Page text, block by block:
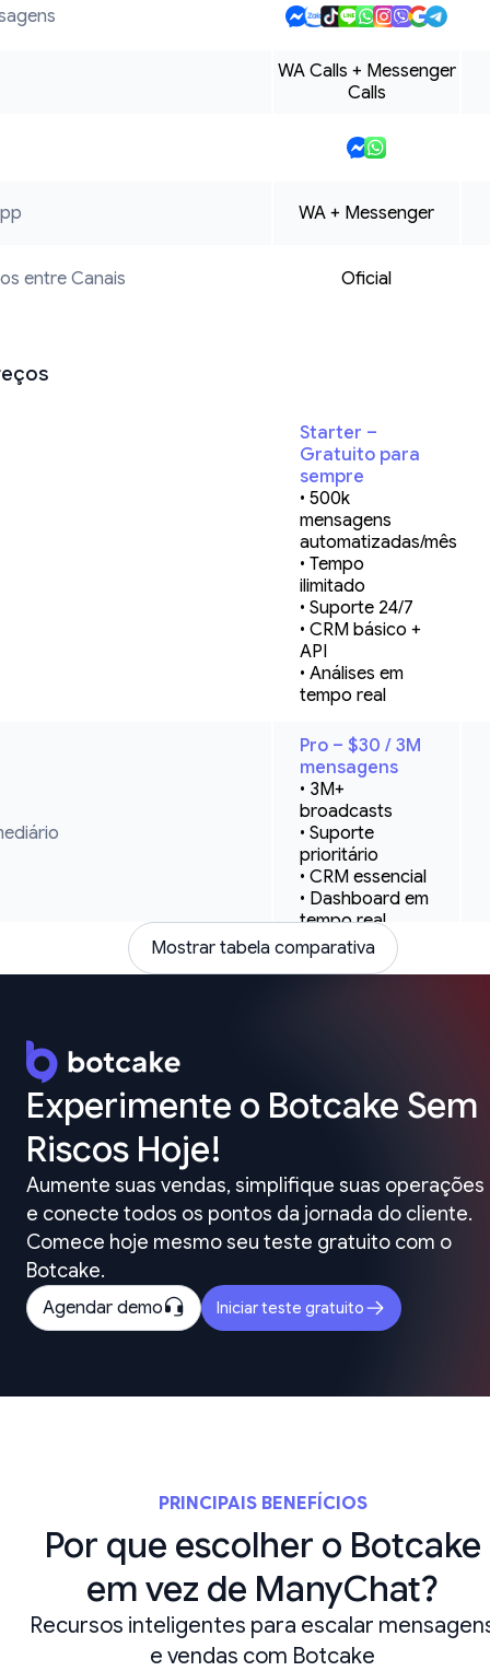
WA Calls + Messenger
Calls
WA + Messenger
entre Canais Oficial
Starter –
Gratuito para
sempre
• 500k
mensagens
automatizadas/mês
• Tempo
ilimitado
• Suporte 24/7
• CRM básico +
API
• Análises em
tempo real
Pro – $30 / 3M
mensagens
• 3M+
broadcasts
• Suporte
prioritário
• CRM essencial
• Dashboard em
tempo real
Personalizado
dedicada
• API
Mensagens
Full
Palavras-chave,
eventos, pedidos
Pancake & Shopify
Mostrar tabela comparativa
Experimente o Botcake Sem
Riscos Hoje!
Aumente suas vendas, simplifique suas operações
e conecte todos os pontos da jornada do cliente.
Comece hoje mesmo seu teste gratuito com o
Botcake.
Agendar demo Iniciar teste gratuito
PRINCIPAIS BENEFÍCIOS
Por que escolher o Botcake
em vez de ManyChat?
Recursos inteligentes para escalar
e vendas com Botcake